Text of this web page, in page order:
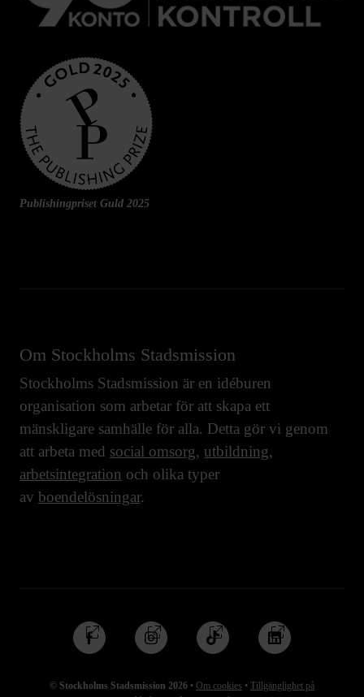
Publishingpriset Guld 2025
Om Stockholms Stadsmission
Stockholms Stadsmission är en idéburen
organisation som arbetar för att skapa ett
mänskligare samhälle för alla. Detta gör vi genom
att arbeta med social omsorg, utbildning,
arbetsintegration och olika typer
av boendelösningar.
© Stockholms Stadsmission 2026 • Om cookies • Tillgänglighet på
Följ
oss
Facebook
Följ
oss
Instagram
Följ
oss
TikTok
Följ
oss
Linkedin